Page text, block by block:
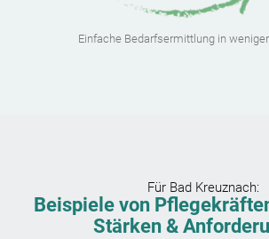
Einfache Bedarfsermittlung in
Für Bad Kreuznach:
Beispiele von
Stärken &